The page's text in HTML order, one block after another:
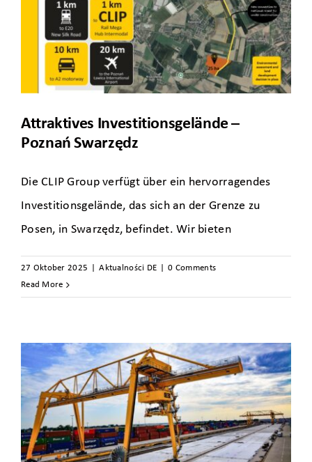
Attraktives Investitionsgelände –
Poznań Swarzędz
Die CLIP Group verfügt über ein hervorragendes
Investitionsgelände, das sich an der Grenze zu
Posen, in Swarzędz, befindet. Wir bieten
27 Oktober 2025 Aktualności DE
0 Comments
Read More